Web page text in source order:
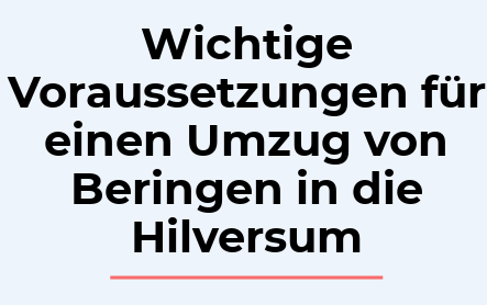
Wichtige
Voraussetzungen für
einen Umzug von
Beringen in die
Hilversum